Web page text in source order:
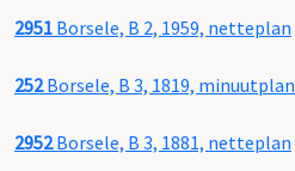
2951 Borsele, B 2, 1959, netteplan
252Borsele, B 3, 1819, minuutplan
2952Borsele, B 3, 1881, netteplan